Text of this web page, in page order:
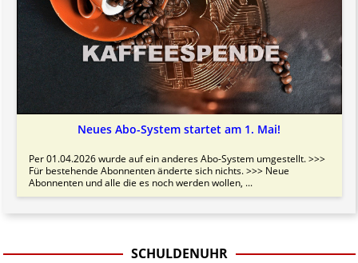
Neues Abo-System startet am 1. Mai!
Per 01.04.2026 wurde auf ein anderes Abo-System umgestellt. >>>
Für bestehende Abonnenten änderte sich nichts. >>> Neue
Abonnenten und alle die es noch werden wollen, ...
SCHULDENUHR